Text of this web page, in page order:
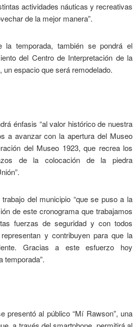
actividades náuticas y recreativas
de la mejor manera”.
la temporada, también se pondrá el
del Centro de Interpretación de la
un espacio que será remodelado.
énfasis “al valor histórico de nuestra
a avanzar con la apertura del Museo
del Museo 1923, que recrea los
de la colocación de la piedra
del municipio “que se puso a la
de este cronograma que trabajamos
fuerzas de seguridad y con todos
y contribuyen para que la
Gracias a este esfuerzo hoy
temporada”.
presentó al público “Mí Rawson”, una